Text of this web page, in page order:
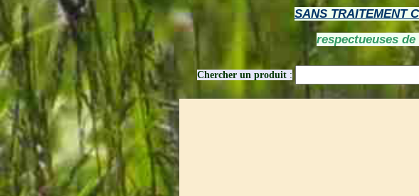
SANS TRAITEMENT
respectueuses
Chercher un produit :